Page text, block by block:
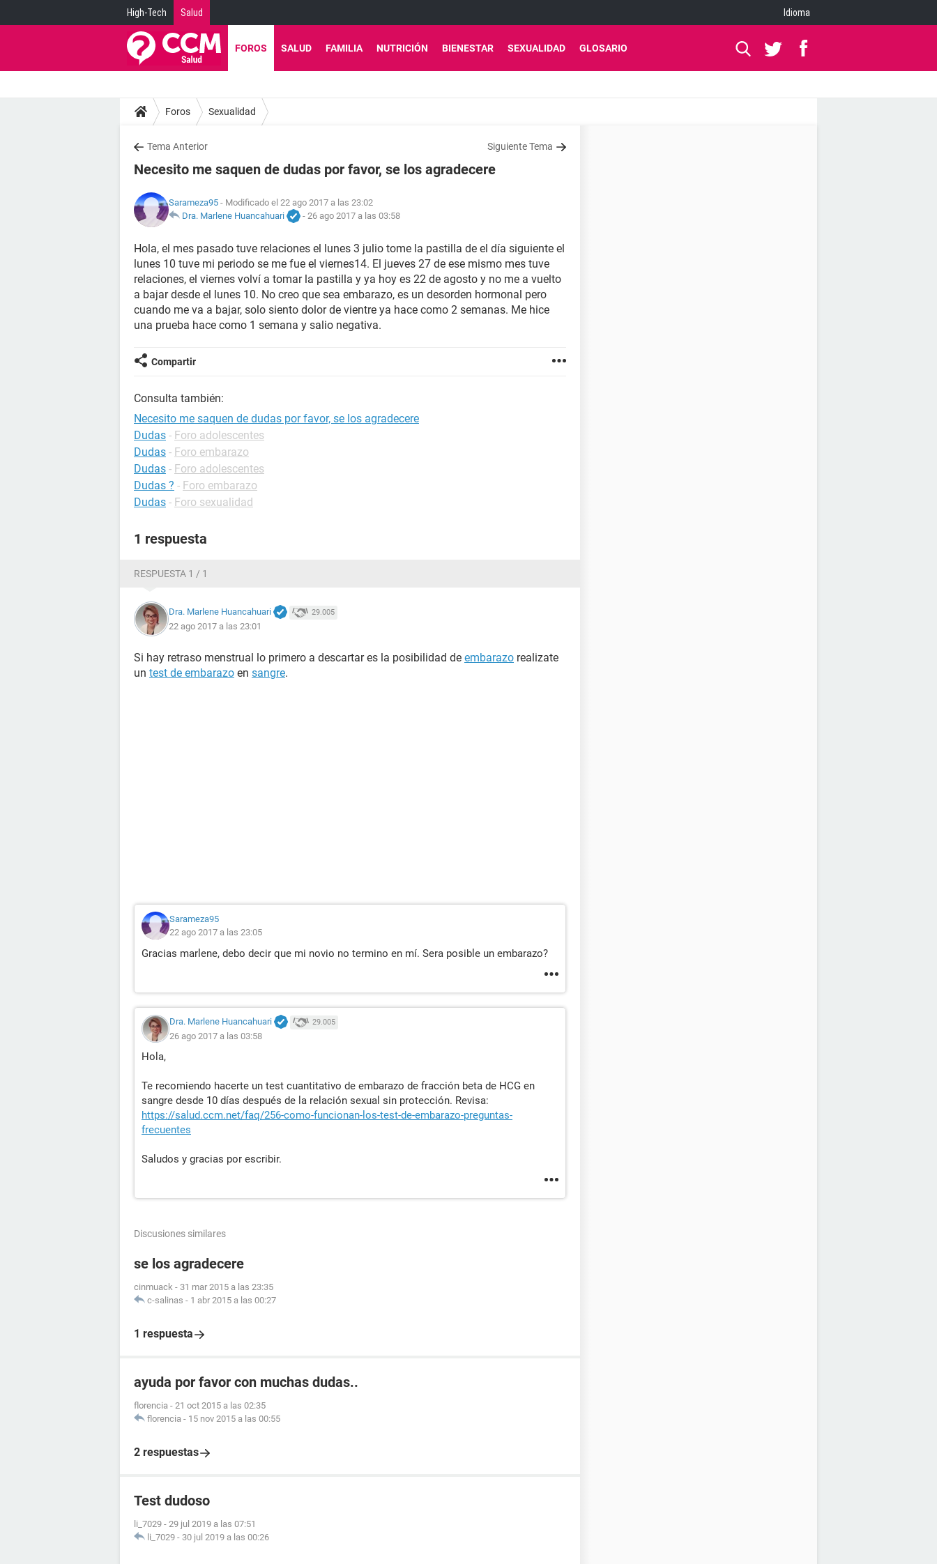
High-Tech Salud Idioma
FOROS SALUD FAMILIA NUTRICIÓN BIENESTAR SEXUALIDAD GLOSARIO
Foros Sexualidad
Tema Anterior Siguiente Tema
Necesito me saquen de dudas por favor, se los agradecere
Sarameza95 - Modificado el 22 ago 2017 a las 23:02
Dra. Marlene Huancahuari
- 26 ago 2017 a las 03:58
Hola, el mes pasado tuve relaciones el lunes 3 julio tome la pastilla de el día siguiente el
lunes 10 tuve mi periodo se me fue el viernes14. El jueves 27 de ese mismo mes tuve
relaciones, el viernes volví a tomar la pastilla y ya hoy es 22 de agosto y no me a vuelto
a bajar desde el lunes 10. No creo que sea embarazo, es un desorden hormonal pero
cuando me va a bajar, solo siento dolor de vientre ya hace como 2 semanas. Me hice
una prueba hace como 1 semana y salio negativa.
Compartir
Consulta también:
Necesito me saquen de dudas por favor, se los agradecere
Dudas - Foro adolescentes
Dudas - Foro embarazo
Dudas - Foro adolescentes
Dudas ? - Foro embarazo
Dudas - Foro sexualidad
1 respuesta
RESPUESTA 1 / 1
Dra. Marlene Huancahuari 29.005
22 ago 2017 a las 23:01
Si hay retraso menstrual lo primero a descartar es la posibilidad de embarazo realizate
un test de embarazo en sangre.
Sarameza95
22 ago 2017 a las 23:05
Gracias marlene, debo decir que mi novio no termino en mí. Sera posible un embarazo?
Dra. Marlene Huancahuari 29.005
26 ago 2017 a las 03:58
Hola,
Te recomiendo hacerte un test cuantitativo de embarazo de fracción beta de HCG en
sangre desde 10 días después de la relación sexual sin protección. Revisa:
https://salud.ccm.net/faq/256-como-funcionan-los-test-de-embarazo-preguntas-
frecuentes
Saludos y gracias por escribir.
Discusiones similares
se los agradecere
cinmuack - 31 mar 2015 a las 23:35
c-salinas - 1 abr 2015 a las 00:27
1 respuesta
ayuda por favor con muchas dudas..
florencia - 21 oct 2015 a las 02:35
florencia - 15 nov 2015 a las 00:55
2 respuestas
Test dudoso
li_7029 - 29 jul 2019 a las 07:51
li_7029 - 30 jul 2019 a las 00:26